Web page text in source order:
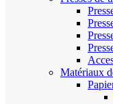
Matériaux